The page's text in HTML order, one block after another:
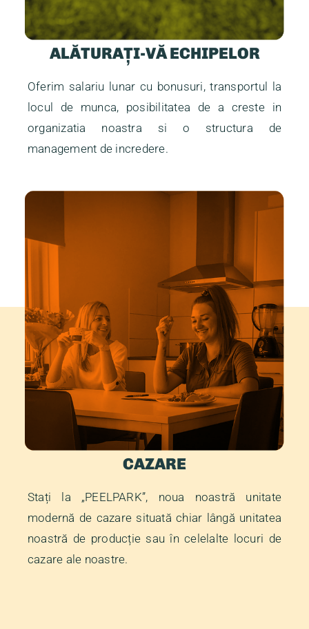
ALĂTURAȚI-VĂ ECHIPELOR
Oferim salariu lunar cu bonusuri, transportul la
locul de munca, posibilitatea de a creste in
organizatia noastra si o structura de
management de incredere.
CAZARE
Stați la „PEELPARK”, noua noastră unitate
modernă de cazare situată chiar lângă unitatea
noastră de producție sau în celelalte locuri de
cazare ale noastre.